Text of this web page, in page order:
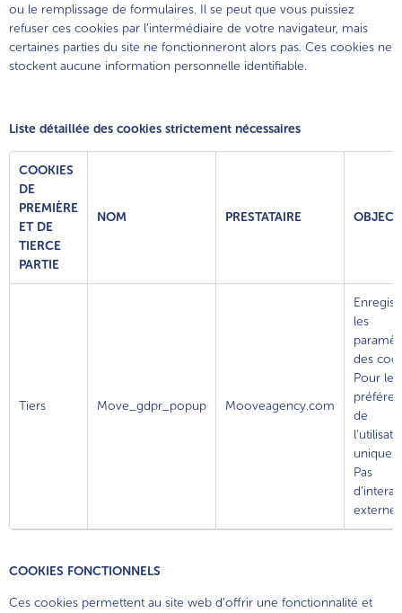
ou le remplissage de formulaires. Il se peut que vous puissiez
refuser ces cookies par l’intermédiaire de votre navigateur, mais
certaines parties du site ne fonctionneront alors pas. Ces cookies ne
stockent aucune information personnelle identifiable.
Liste détaillée des cookies strictement nécessaires
COOKIES
DE
PREMIÈRE
ET DE
TIERCE
PARTIE
NOM PRESTATAIRE
Tiers Move_gdpr_popup Mooveagency.com
les
des
Pour les
de
Pas
externe.
COOKIES FONCTIONNELS
Ces cookies permettent au site web d’offrir une fonctionnalité et